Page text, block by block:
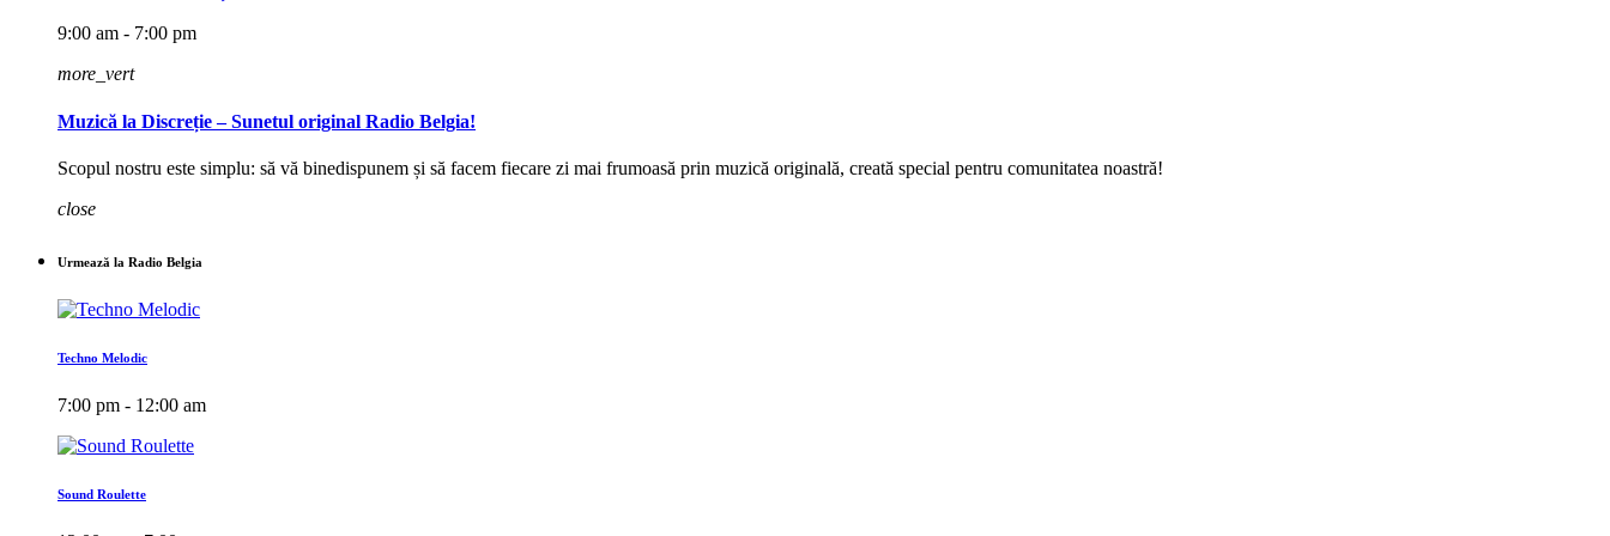
9:00 am - 7:00 pm
more_vert
Muzică la Discreție – Sunetul original Radio Belgia!
Scopul nostru este simplu: să vă binedispunem și să facem fiecare zi mai frumoasă prin muzică originală, creată special pentru comunitatea noastră!
close
Urmează la Radio Belgia
Techno Melodic
7:00 pm - 12:00 am
Sound Roulette